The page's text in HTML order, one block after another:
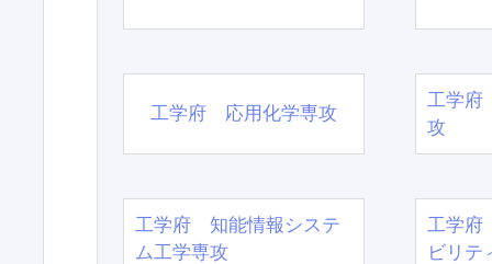
工学府 応用化学専攻
工学府
攻
工学府 知能情報システ
ム工学専攻
工学府
ビリテ